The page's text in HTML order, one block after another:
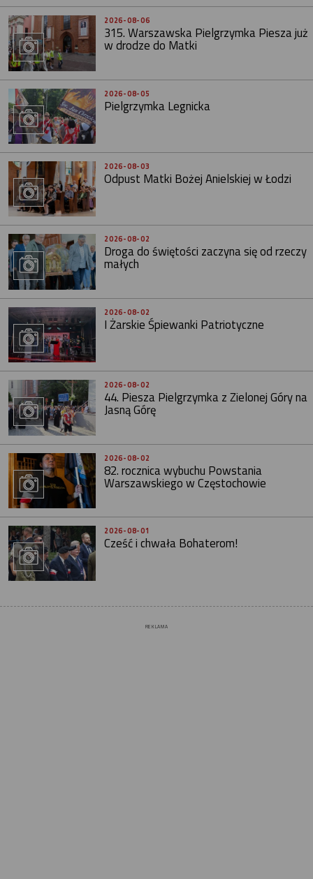
2026-08-06
315. Warszawska Pielgrzymka Piesza już
w drodze do Matki
2026-08-05
Pielgrzymka Legnicka
2026-08-03
Odpust Matki Bożej Anielskiej w Łodzi
2026-08-02
Droga do świętości zaczyna się od rzeczy
małych
2026-08-02
I Żarskie Śpiewanki Patriotyczne
2026-08-02
44. Piesza Pielgrzymka z Zielonej Góry na
Jasną Górę
2026-08-02
82. rocznica wybuchu Powstania
Warszawskiego w Częstochowie
2026-08-01
Cześć i chwała Bohaterom!
REKLAMA